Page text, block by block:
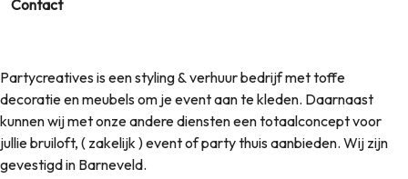
Contact
Partycreatives is een styling & verhuur bedrijf met toffe
decoratie en meubels om je event aan te kleden. Daarnaast
kunnen wij met onze andere diensten een totaalconcept voor
jullie bruiloft, ( zakelijk ) event of party thuis aanbieden. Wij zijn
gevestigd in Barneveld.